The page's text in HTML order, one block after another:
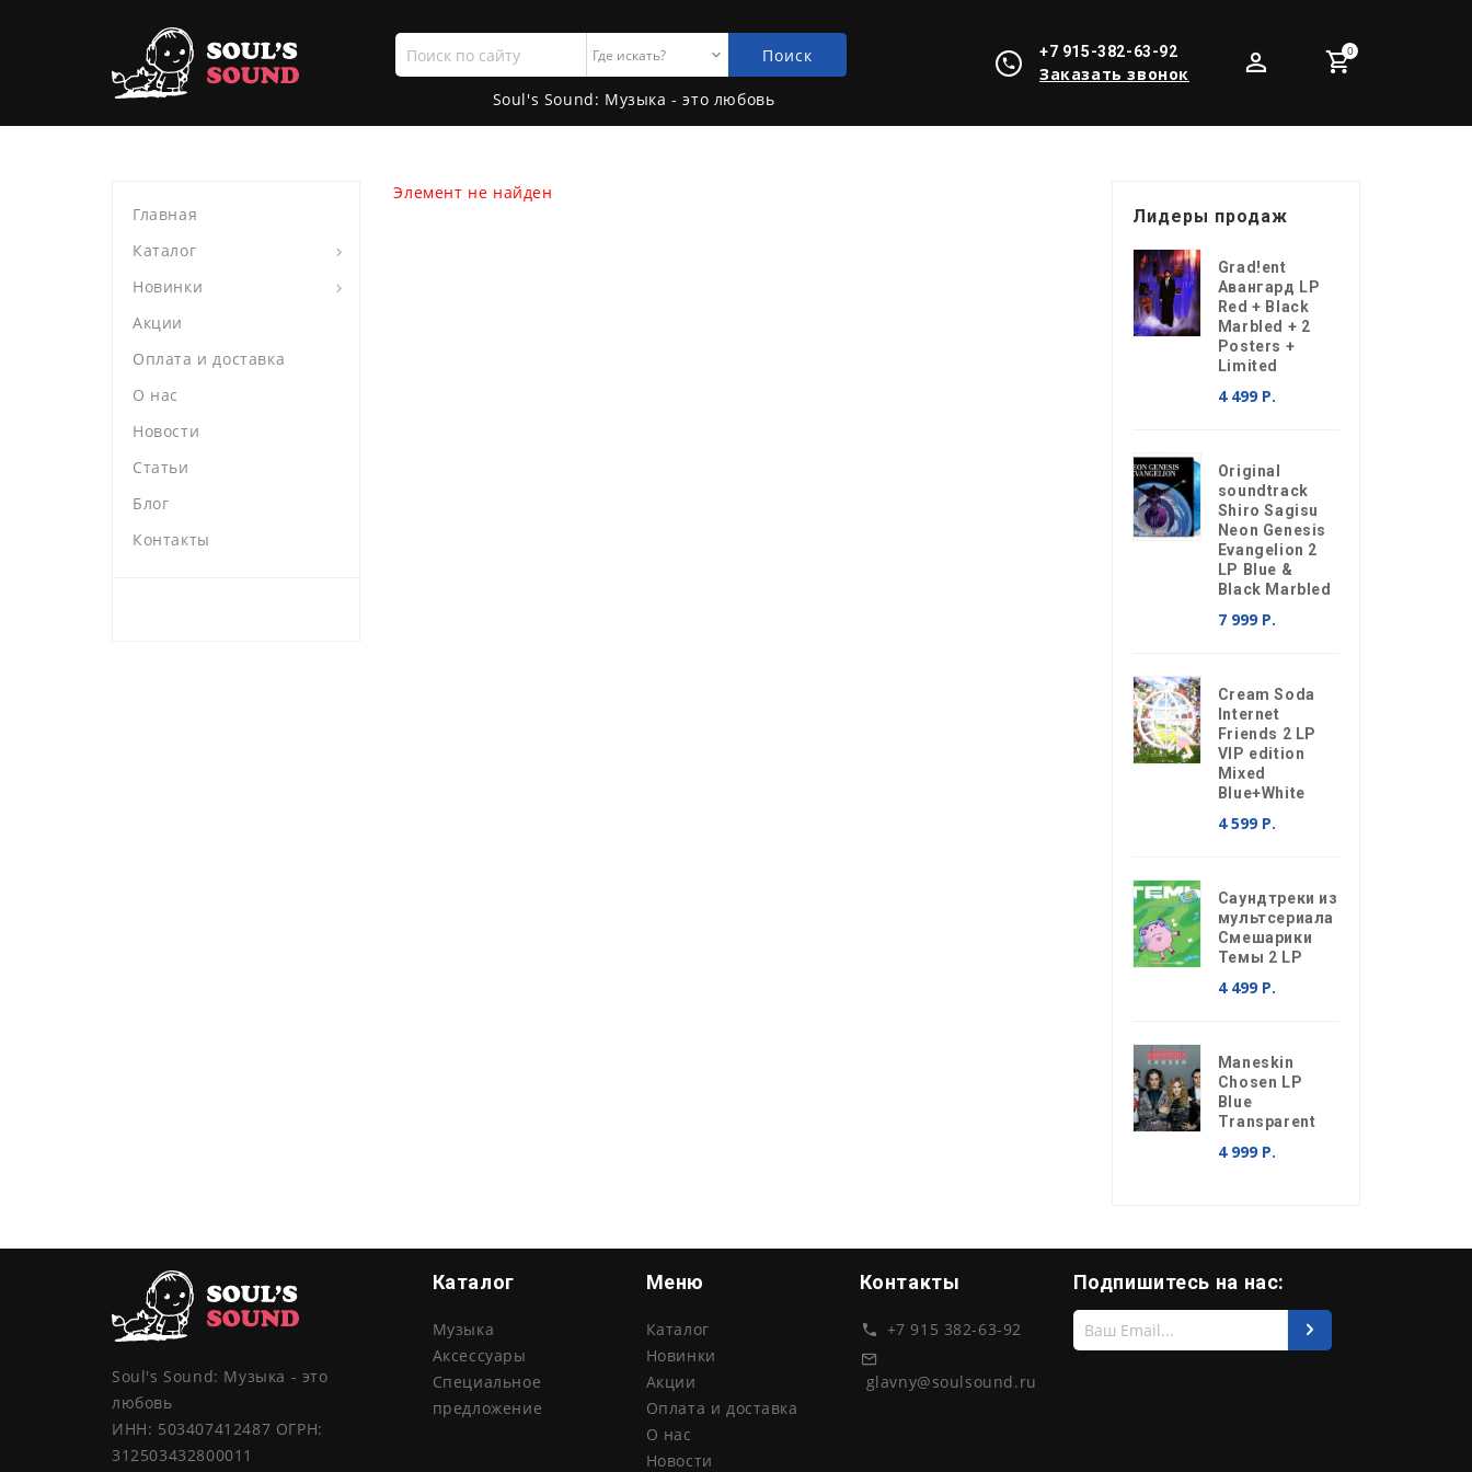
0
+7 915-382-63-92
Заказать звонок
Поиск
по
сайту
Поиск
Soul's Sound: Музыка - это любовь
Главная
Каталог
Новинки
Акции
Оплата и доставка
О нас
Новости
Статьи
Блог
Контакты
Элемент не найден
Лидеры продаж
Grad!ent
Авангард LP
Red + Black
Marbled + 2
Posters +
Limited
4 499 Р.
Original
soundtrack
Shiro Sagisu
Neon Genesis
Evangelion 2
LP Blue &
Black Marbled
7 999 Р.
Cream Soda
Internet
Friends 2 LP
VIP edition
Mixed
Blue+White
4 599 Р.
Саундтреки из
мультсериала
Смешарики
Темы 2 LP
4 499 Р.
Maneskin
Chosen LP
Blue
Transparent
4 999 Р.
Soul's Sound: Музыка - это
любовь
ИНН: 503407412487 ОГРН:
312503432800011
Каталог
Музыка
Аксессуары
Специальное
предложение
Меню
Каталог
Новинки
Акции
Оплата и доставка
О нас
Новости
Контакты
+7 915 382-63-92
glavny@soulsound.ru
Подпишитесь на нас:
Введите
свой
e-